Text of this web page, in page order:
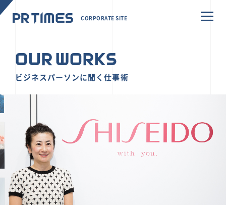
CORPORATE SITE
OUR WORKS
ビジネスパーソンに聞く仕事術